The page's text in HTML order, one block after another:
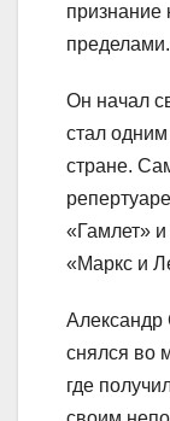
признание
пределами.
Он начал
стал
стране.
«Гамлет»
«Маркс и
Александр
снялся во
где